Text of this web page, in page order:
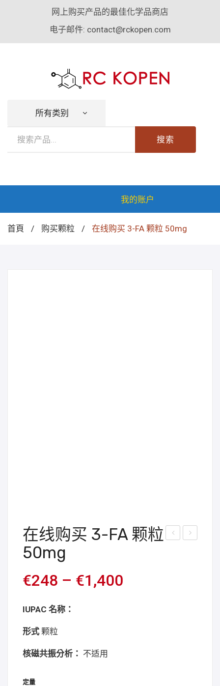
网上购买产品的最佳化学品商店
电子邮件: contact@rckopen.com
所有类别
搜索
我的账户
首頁 / 购买颗粒 / 在线购买 3-FA 颗粒 50mg
在线购买 3-FA 颗粒
50mg
€248 – €1,400
IUPAC 名称：
形式 颗粒
核磁共振分析： 不适用
定量